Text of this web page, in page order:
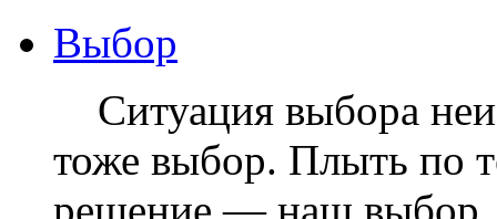
Выбор
Ситуация выбора
тоже выбор. Плыть по